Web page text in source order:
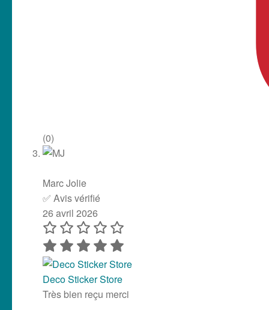
(0)
Marc Jolie
✅ Avis vérifié
26 avril 2026
Deco Sticker Store
Très bien reçu merci